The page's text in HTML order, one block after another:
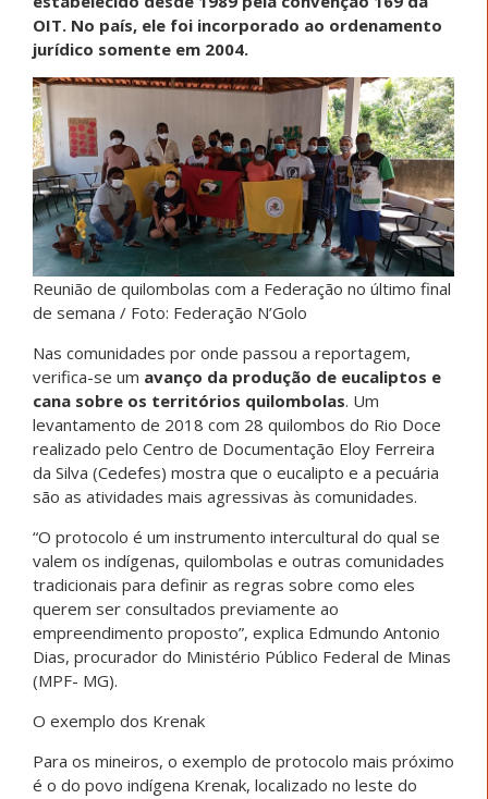
OIT. No país, ele foi incorporado ao ordenamento
jurídico somente em 2004.
Reunião de quilombolas com a Federação no último final
de semana / Foto: Federação N’Golo
Nas comunidades por onde passou a reportagem,
verifica-se um avanço da produção de eucaliptos e
cana sobre os territórios quilombolas. Um
levantamento de 2018 com 28 quilombos do Rio Doce
realizado pelo Centro de Documentação Eloy Ferreira
da Silva (Cedefes) mostra que o eucalipto e a pecuária
são as atividades mais agressivas às comunidades.
“O protocolo é um instrumento intercultural do qual se
valem os indígenas, quilombolas e outras comunidades
tradicionais para definir as regras sobre como eles
querem ser consultados previamente ao
empreendimento proposto”, explica Edmundo Antonio
Dias, procurador do Ministério Público Federal de Minas
(MPF- MG).
O exemplo dos Krenak
Para os mineiros, o exemplo de protocolo mais próximo
é o do povo indígena Krenak, localizado no leste do